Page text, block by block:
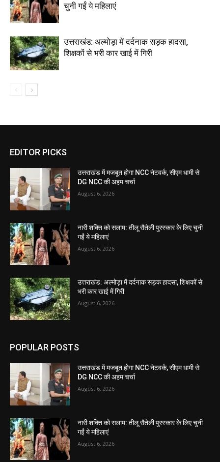
चुनी गईं ये महिलाएं
उत्तराखंड: अल्मोड़ा में दर्दनाक सड़क हादसा,
शिक्षकों से भरी कार खाई में गिरी
EDITOR PICKS
उत्तराखंड में मजबूत होगा NCC नेटवर्क, सीएम धामी से
DG NCC की अहम चर्चा
August 6, 2026
नारी शक्ति को सलाम: तीलू रौतेली पुरस्कार के लिए चुनी
गईं ये महिलाएं
August 6, 2026
उत्तराखंड: अल्मोड़ा में दर्दनाक सड़क हादसा, शिक्षकों से
भरी कार खाई में गिरी
August 6, 2026
POPULAR POSTS
उत्तराखंड में मजबूत होगा NCC नेटवर्क, सीएम धामी से
DG NCC की अहम चर्चा
August 6, 2026
नारी शक्ति को सलाम: तीलू रौतेली पुरस्कार के लिए चुनी
गईं ये महिलाएं
August 6, 2026